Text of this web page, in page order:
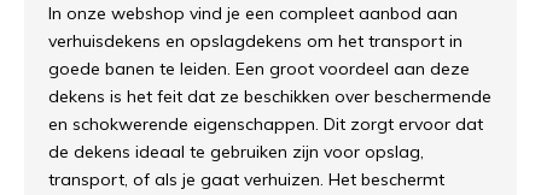
In onze webshop vind je een compleet aanbod aan
verhuisdekens en opslagdekens om het transport in
goede banen te leiden. Een groot voordeel aan deze
dekens is het feit dat ze beschikken over beschermende
en schokwerende eigenschappen. Dit zorgt ervoor dat
de dekens ideaal te gebruiken zijn voor opslag,
transport, of als je gaat verhuizen. Het beschermt